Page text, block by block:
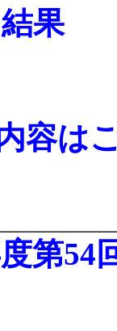
果
容は
第54